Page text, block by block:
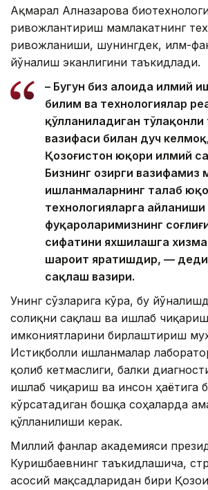
Ақмарал Алназарова
ривожлантириш мамлакатнинг
ривожланиши, шунингдек, илм-
йўналиш эканлигини таъкидлади.
– Бугун биз алоҳида илмий
билим ва технологиялар
қўлланиладиган
вазифаси билан дуч
Қозоғистон юқори илмий
Бизнинг ҳозирги вазифамиз
ишланмаларнинг талаб
технологияларга айланиши
фуқароларимизнинг соғлиғи
сифатини яхшилашга
шароит яратишдир, — деди
сақлаш вазири.
Унинг сўзларига кўра, бу
соғлиқни сақлаш ва ишлаб чиқариш
имкониятларини бирлаштириш
Истиқболли ишланмалар
қолиб кетмаслиги, балки
ишлаб чиқариш ва инсон ҳаётига
кўрсатадиган бошқа соҳаларда
қўлланилиши керак.
Миллий фанлар академияси
Куришбаевнинг таъкидлашича,
асосий мақсадларидан бири